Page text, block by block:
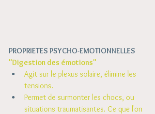
PROPRIETES PSYCHO-EMOTIONNELLES
"Digestion des émotions"
Agit sur le plexus solaire, élimine les
tensions.
Permet de surmonter les chocs, ou
situations traumatisantes. Ce que l'on